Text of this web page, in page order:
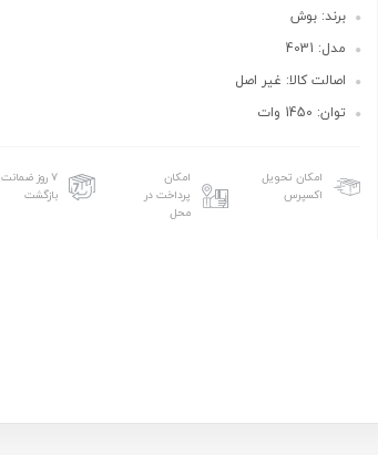
برند: بوش
مدل: 4031
اصالت کالا: غیر اصل
توان: 1450 وات
امکان تحویل
اکسپرس
امکان
پرداخت در
محل
۷ روز ضمانت
بازگشت